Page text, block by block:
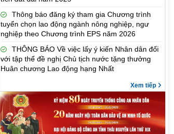
Thông báo đăng ký tham gia Chương trình
tuyển chọn lao động ngành nông nghiệp, ngư
nghiệp theo Chương trình EPS năm 2026
THÔNG BÁO Về việc lấy ý kiến Nhân dân đối
với tập thể đề nghị Chủ tịch nước tặng thưởng
Huân chương Lao động hạng Nhất
Xem tiếp